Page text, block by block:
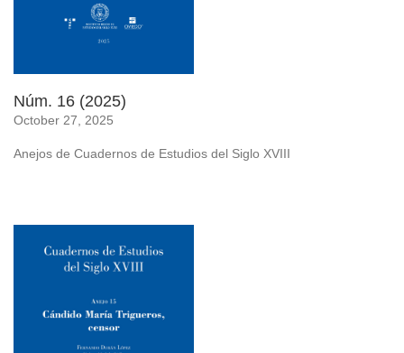
Núm. 16 (2025)
October 27, 2025
Anejos de Cuadernos de Estudios del Siglo XVIII